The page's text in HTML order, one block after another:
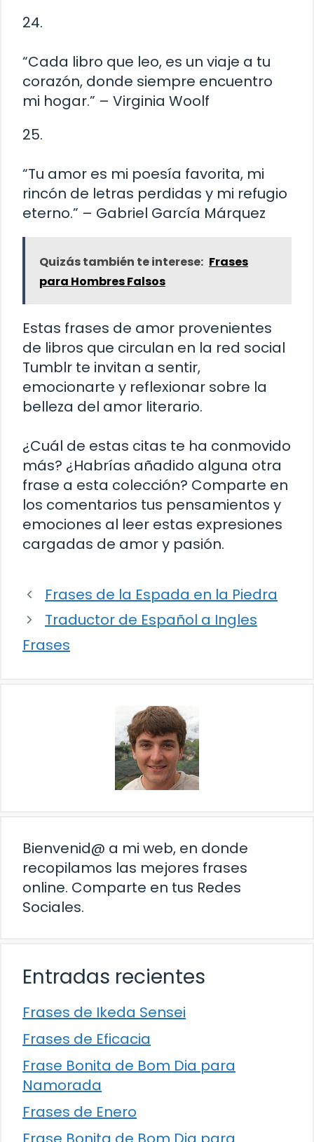
24.
“Cada libro que leo, es un viaje a tu
corazón, donde siempre encuentro
mi hogar.” – Virginia Woolf
25.
“Tu amor es mi poesía favorita, mi
rincón de letras perdidas y mi refugio
eterno.” – Gabriel García Márquez
Quizás también te interese: Frases
para Hombres Falsos
Estas frases de amor provenientes
de libros que circulan en la red social
Tumblr te invitan a sentir,
emocionarte y reflexionar sobre la
belleza del amor literario.
¿Cuál de estas citas te ha conmovido
más? ¿Habrías añadido alguna otra
frase a esta colección? Comparte en
los comentarios tus pensamientos y
emociones al leer estas expresiones
cargadas de amor y pasión.
Frases de la Espada en la Piedra
Traductor de Español a Ingles
Frases
Bienvenid@ a mi web, en donde
recopilamos las mejores frases
online. Comparte en tus Redes
Sociales.
Entradas recientes
Frases de Ikeda Sensei
Frases de Eficacia
Frase Bonita de Bom Dia para
Namorada
Frases de Enero